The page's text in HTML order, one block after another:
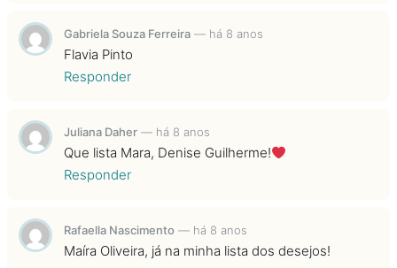
Gabriela Souza Ferreira — há 8 anos
Flavia Pinto
Responder
Juliana Daher — há 8 anos
Que lista Mara, Denise Guilherme!
Responder
Rafaella Nascimento — há 8 anos
Maíra Oliveira, já na minha lista dos desejos!